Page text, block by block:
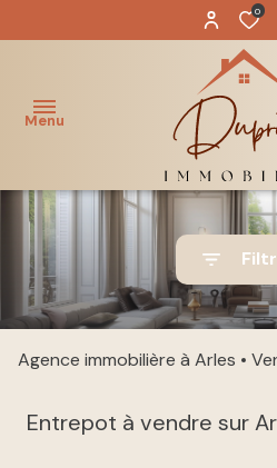
0
Menu
ACCUEIL
NOS
BIENS
acheter
louer
pro
NOTRE
Agence immobilière à Arles
Entrepot à vendre sur